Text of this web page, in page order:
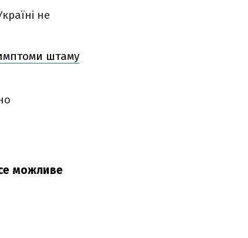
не
штаму
можливе